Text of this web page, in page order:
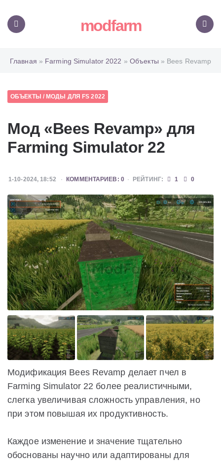
modfarm
Главная » Farming Simulator 2022 » Объекты » Bees Revamp
ОБЪЕКТЫ / МОДЫ ДЛЯ FS 2022
Мод «Bees Revamp» для
Farming Simulator 22
1-10-2024, 18:52 КОММЕНТАРИЕВ: 0 РЕЙТИНГ: 1 0
Модификация Bees Revamp делает пчел в
Farming Simulator 22 более реалистичными,
слегка увеличивая сложность управления, но
при этом повышая их продуктивность.
Каждое изменение и значение тщательно
обоснованы научно или адаптированы для